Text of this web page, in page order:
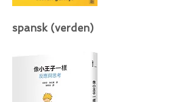
spansk (verden)